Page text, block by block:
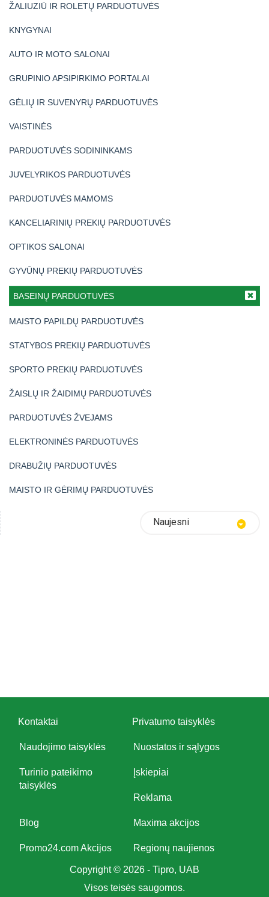
ŽALIUZIŪ IR ROLETŲ PARDUOTUVĖS
KNYGYNAI
AUTO IR MOTO SALONAI
GRUPINIO APSIPIRKIMO PORTALAI
GĖLIŲ IR SUVENYRŲ PARDUOTUVĖS
VAISTINĖS
PARDUOTUVĖS SODININKAMS
JUVELYRIKOS PARDUOTUVĖS
PARDUOTUVĖS MAMOMS
KANCELIARINIŲ PREKIŲ PARDUOTUVĖS
OPTIKOS SALONAI
GYVŪNŲ PREKIŲ PARDUOTUVĖS
BASEINŲ PARDUOTUVĖS
MAISTO PAPILDŲ PARDUOTUVĖS
STATYBOS PREKIŲ PARDUOTUVĖS
SPORTO PREKIŲ PARDUOTUVĖS
ŽAISLŲ IR ŽAIDIMŲ PARDUOTUVĖS
PARDUOTUVĖS ŽVEJAMS
ELEKTRONINĖS PARDUOTUVĖS
DRABUŽIŲ PARDUOTUVĖS
MAISTO IR GĖRIMŲ PARDUOTUVĖS
Naujesni
Kontaktai Privatumo taisyklės
Naudojimo taisyklės Nuostatos ir sąlygos
Turinio pateikimo
taisyklės
Įskiepiai
Reklama
Blog Maxima akcijos
Promo24.com Akcijos Regionų naujienos
Copyright © 2026 - Tipro, UAB
Visos teisės saugomos.